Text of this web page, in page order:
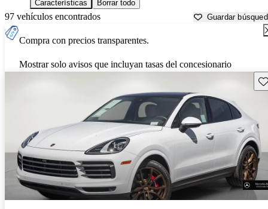
Características
Borrar todo
97 vehículos encontrados Guardar
Compra con precios transparentes.
Mostrar solo avisos que incluyan tasas del concesionario